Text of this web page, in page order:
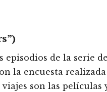
episodios de la serie
la encuesta
son las películas